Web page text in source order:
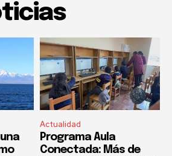
Actualidad
Programa Aula
Conectada: Más de